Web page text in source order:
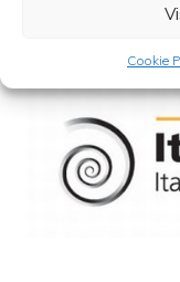
Cookie
Italcementi